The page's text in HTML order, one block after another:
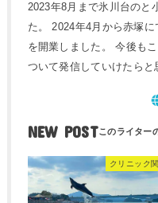
2023年8月まで氷川台のと
た。 2024年4月から赤塚
を開業しました。 今後も
ついて発信していけたらと
NEW POST
クリニック